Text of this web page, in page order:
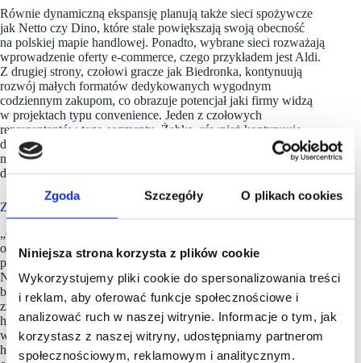
Zgoda Szczegóły O plikach cookies
Niniejsza strona korzysta z plików cookie
Wykorzystujemy pliki cookie do spersonalizowania treści
i reklam, aby oferować funkcje społecznościowe i
analizować ruch w naszej witrynie. Informacje o tym, jak
korzystasz z naszej witryny, udostępniamy partnerom
społecznościowym, reklamowym i analitycznym.
Równie dynamiczną ekspansję planują także sieci spożywcze
jak Netto czy Dino, które stale powiększają swoją obecność
na polskiej mapie handlowej. Ponadto, wybrane sieci rozważają
wprowadzenie oferty e-commerce, czego przykładem jest Aldi.
Z drugiej strony, czołowi gracze jak Biedronka, kontynuują
rozwój małych formatów dedykowanych wygodnym
codziennym zakupom, co obrazuje potencjał jaki firmy widzą
w projektach typu convenience. Jeden z czołowych
reprezentantów tego segmentu, Żabka, również kontynuuje
dynamiczny rozwój, wprowadzając nowe formaty jak
np. automatyczne sklepy samoobsługowe (Nano) czy koncept
drive-thru (Żabka Drive)
Z punktu widzenia inwestorów
„Całkowity wolumen inwestycyjny nieruchomości handlowych
osiągnął w I kwartale br. ok.134 mln. euro, co odpowiadało 20
proc. wyniku z analogicznego okresu w poprzednim roku.
Należy jednak zauważyć, że rezultaty obserwowane rok temu
były napędzone w dużej mierze przez transakcje joint venture
zrealizowane przez EPP. Dotyczyły one 20 centrów
handlowych, 2 parków i 3 projektów biurowych o łącznej
wartości ok. 600 mln. euro. W I kwartale 2023 r. na rynku
handlowym odnotowano 8 transakcji, które dotyczyły 11